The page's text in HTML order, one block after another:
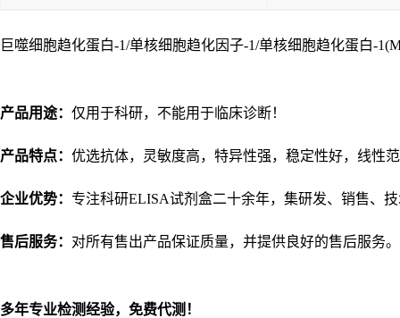
巨噬细胞趋化蛋白-1/单核细胞趋化因子-1/单核细胞趋化蛋白-
产品用途： 仅用于科研，不能用于临床诊断！
产品特点： 优选抗体，灵敏度高，特异性强，稳定性好，线性
企业优势： 专注科研ELISA试剂盒二十余年，集研发、销售、
售后服务： 对所有售出产品保证质量，并提供良好的售后服务。
多年专业检测经验，免费代测！